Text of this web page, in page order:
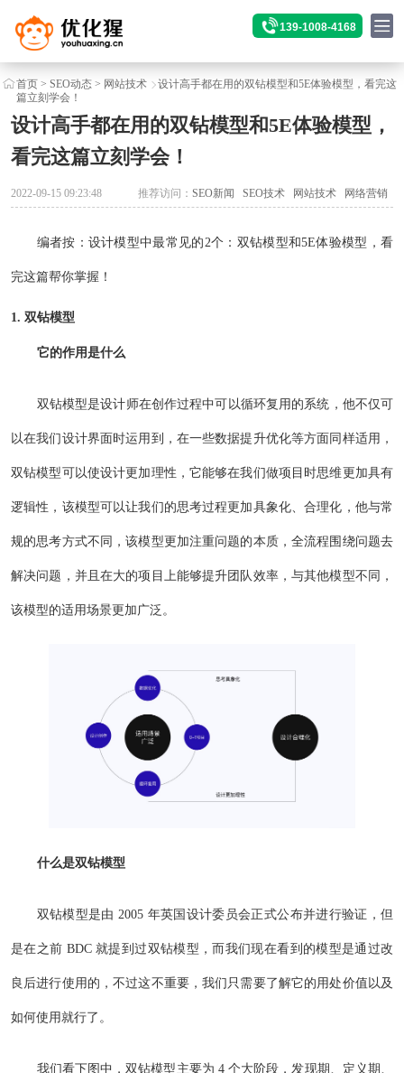
139-1008-4168
首页> SEO动态> 网站技术
设计高手都在用的双钻模型和5E体验模型，看完这
篇立刻学会！
设计高手都在用的双钻模型和5E体验模型，
看完这篇立刻学会！
2022-09-15 09:23:48 推荐访问：SEO新闻 SEO技术 网站技术 网络营销
编者按：设计模型中最常见的2个：双钻模型和5E体验模型，看
完这篇帮你掌握！
1. 双钻模型
它的作用是什么
双钻模型是设计师在创作过程中可以循环复用的系统，他不仅可
以在我们设计界面时运用到，在一些数据提升优化等方面同样适用，
双钻模型可以使设计更加理性，它能够在我们做项目时思维更加具有
逻辑性，该模型可以让我们的思考过程更加具象化、合理化，他与常
规的思考方式不同，该模型更加注重问题的本质，全流程围绕问题去
解决问题，并且在大的项目上能够提升团队效率，与其他模型不同，
该模型的适用场景更加广泛。
什么是双钻模型
双钻模型是由 2005 年英国设计委员会正式公布并进行验证，但
是在之前 BDC 就提到过双钻模型，而我们现在看到的模型是通过改
良后进行使用的，不过这不重要，我们只需要了解它的用处价值以及
如何使用就行了。
我们看下图中，双钻模型主要为 4 个大阶段，发现期、定义期、